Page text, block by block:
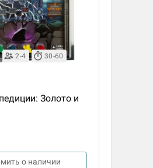
2-4
30-60
Золото и
о наличии